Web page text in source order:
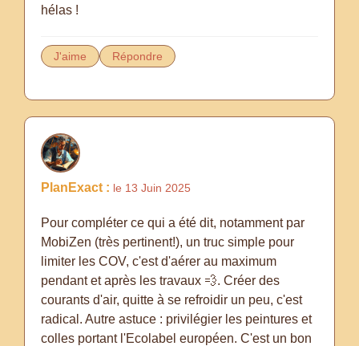
hélas !
J'aime Répondre
PlanExact : le 13 Juin 2025
Pour compléter ce qui a été dit, notamment par
MobiZen (très pertinent!), un truc simple pour
limiter les COV, c'est d'aérer au maximum
pendant et après les travaux 💨. Créer des
courants d'air, quitte à se refroidir un peu, c'est
radical. Autre astuce : privilégier les peintures et
colles portant l'Ecolabel européen. C'est un bon